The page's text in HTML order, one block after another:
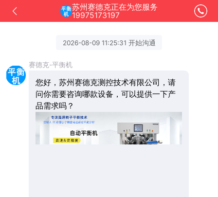
苏州赛德克正在为您服务
19975173197
2026-08-09 11:25:31 开始沟通
赛德克-平衡机
您好，苏州赛德克测控技术有限公司，请
问你需要咨询哪款设备，可以提供一下产
品需求吗？